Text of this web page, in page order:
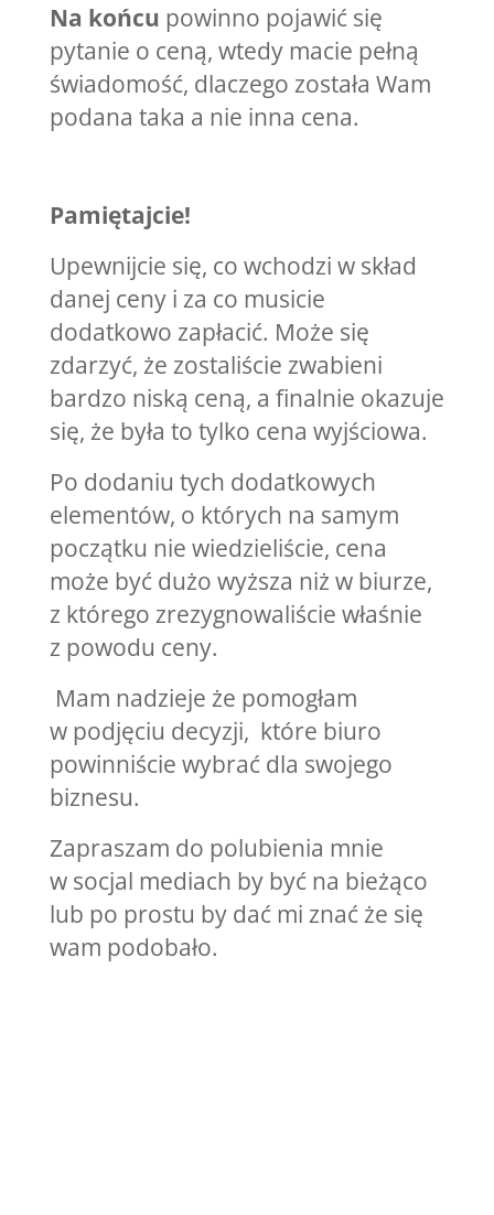
Na końcu powinno pojawić się
pytanie o ceną, wtedy macie pełną
świadomość, dlaczego została Wam
podana taka a nie inna cena.
Pamiętajcie!
Upewnijcie się, co wchodzi w skład
danej ceny i za co musicie
dodatkowo zapłacić. Może się
zdarzyć, że zostaliście zwabieni
bardzo niską ceną, a finalnie okazuje
się, że była to tylko cena wyjściowa.
Po dodaniu tych dodatkowych
elementów, o których na samym
początku nie wiedzieliście, cena
może być dużo wyższa niż w biurze,
z którego zrezygnowaliście właśnie
z powodu ceny.
Mam nadzieje że pomogłam
w podjęciu decyzji, które biuro
powinniście wybrać dla swojego
biznesu.
Zapraszam do polubienia mnie
w socjal mediach by być na bieżąco
lub po prostu by dać mi znać że się
wam podobało.